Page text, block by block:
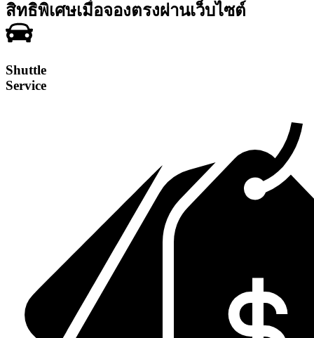
สิทธิพิเศษเมื่อจองตรงผ่านเว็บไซต์
Shuttle
Service